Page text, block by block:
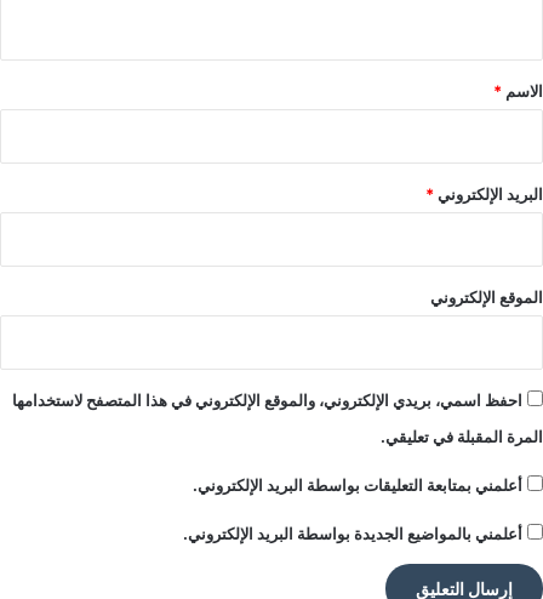
*
الاسم *
البريد الإلكتروني*
الموقع الإلكتروني
احفظ اسمي، بريدي الإلكتروني، والموقع الإلكتروني في هذا المتصفح لاستخدامها
المرة المقبلة في تعليقي.
أعلمني بمتابعة التعليقات بواسطة البريد الإلكتروني.
أعلمني بالمواضيع الجديدة بواسطة البريد الإلكتروني.